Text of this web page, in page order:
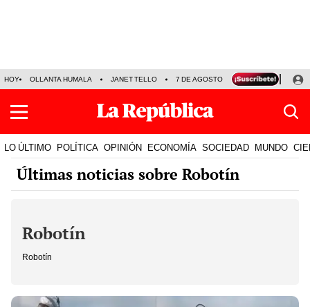
HOY OLLANTA HUMALA JANET TELLO 7 DE AGOSTO TINKA RESULTADOS
LO ÚLTIMO POLÍTICA OPINIÓN ECONOMÍA SOCIEDAD MUNDO
Últimas noticias sobre Robotín
Robotín
Robotín